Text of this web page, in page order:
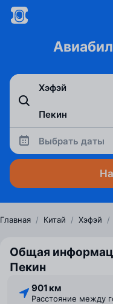
Выбрать даты
Главная / Китай / Хэфэй /
Общая
Пекин
901 км
Расстояние между